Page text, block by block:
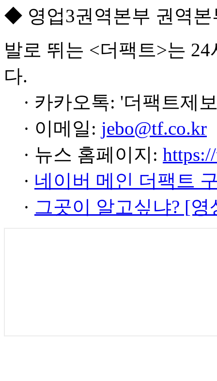
◆ 영업3권역본부 권역본
발로 뛰는 <더팩트>는
다.
· 카카오톡: '더팩트제
· 이메일: jebo@tf.co.kr
· 뉴스 홈페이지:
· 네이버 메인 더팩트
· 그곳이 알고싶냐? [